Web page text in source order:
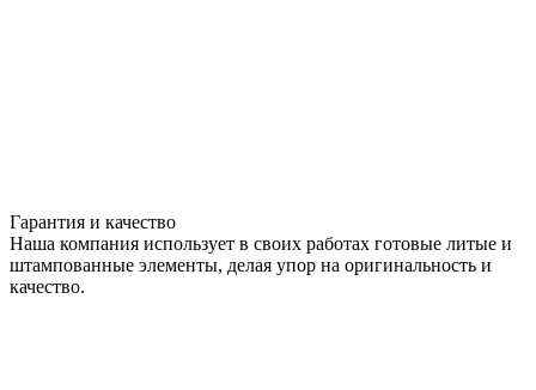
Гарантия и качество
Наша компания использует в своих работах готовые литые и
штампованные элементы, делая упор на оригинальность и
качество.